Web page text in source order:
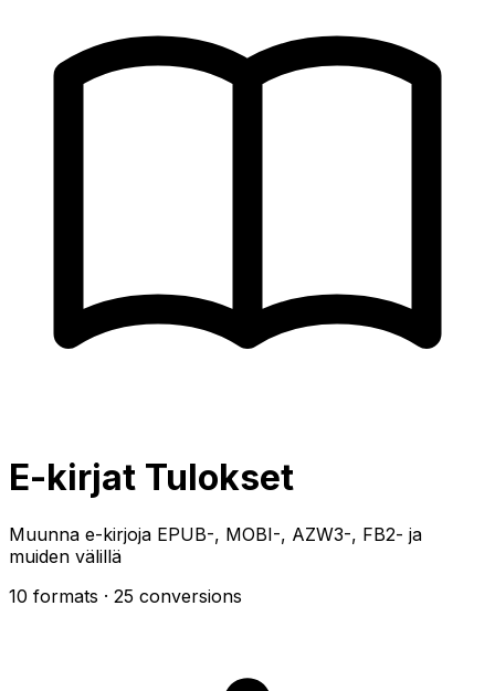
E-kirjat Tulokset
Muunna e-kirjoja EPUB-, MOBI-, AZW3-, FB2- ja
muiden välillä
10 formats · 25 conversions